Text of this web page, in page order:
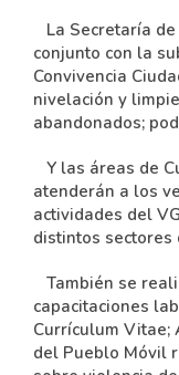
La Secretaría
conjunto con la
Convivencia
nivelación y
abandonados;
Y las áreas de
atenderán a los
actividades del
distintos sectores
También se
capacitaciones
Currículum Vitae;
del Pueblo Móvil